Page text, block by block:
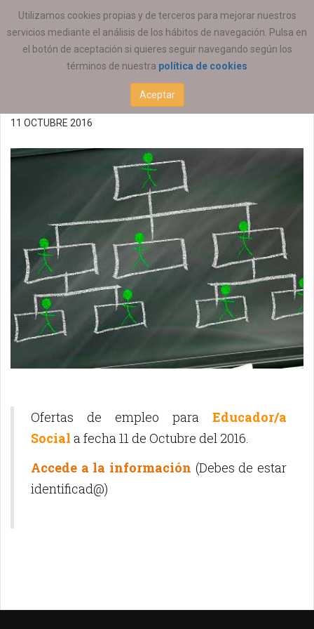
Utilizamos cookies propias y de terceros para mejorar nuestros
servicios mediante el análisis de los hábitos de navegación. Pulsa en
el botón de aceptación si quieres seguir navegando según los
términos de nuestra política de cookies
Aceptar
ESTÁ AQUÍ: ACTUALIDAD COEESCV
Ofertas de empleo
11/10/2016 (P)
11 OCTUBRE 2016
Ofertas de empleo para Educador/a
Social a fecha 11 de Octubre del 2016.
Accede a la información (Debes de estar
identificad@)